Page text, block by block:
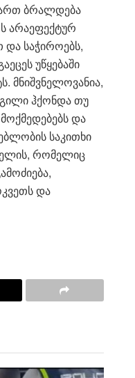
ბრალდება
არაეფექტურ
და საჭიროებს,
უწყებაში
მნიშვნელოვანია,
ჰქონდა თუ
და
საკითხი
რომელიც
და